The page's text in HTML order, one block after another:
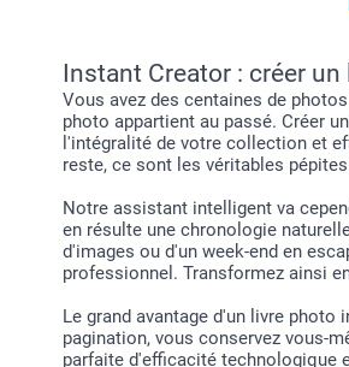
Instant Creator : créer
Vous avez des centaines de
photo appartient au passé. Créer
l'intégralité de votre collection et
reste, ce sont les véritables
Notre assistant intelligent va
en résulte une chronologie
d'images ou d'un week-end en
professionnel. Transformez ainsi
Le grand avantage d'un livre
pagination, vous conservez vous-
parfaite d'efficacité technologique